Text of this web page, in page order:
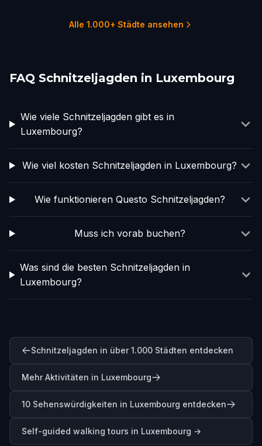
Alle 1.000+ Städte ansehen
FAQ Schnitzeljagden in Luxembourg
Wie viele Schnitzeljagden gibt es in
Luxembourg?
Wie viel kosten Schnitzeljagden in Luxembourg?
Wie funktionieren Questo Schnitzeljagden?
Muss ich vorab buchen?
Was sind die besten Schnitzeljagden in
Luxembourg?
Schnitzeljagden in über 1.000 Städten entdecken
Mehr Aktivitäten in Luxembourg
10 Sehenswürdigkeiten in Luxembourg entdecken
Self-guided walking tours in Luxembourg →